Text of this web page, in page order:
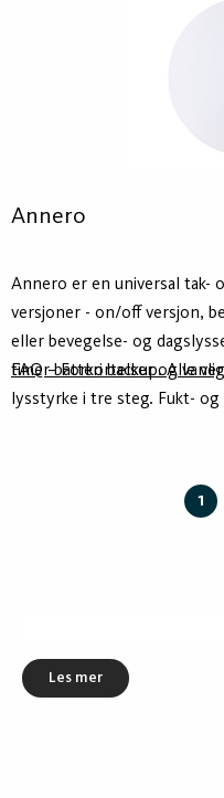
Annero
Annero er en universal tak-
versjoner - on/off versjon,
eller bevegelse- og
timer batteri backup. Alle
lysstyrke i tre steg. Fukt-
FAQ – Forkortelser og
1
Les mer